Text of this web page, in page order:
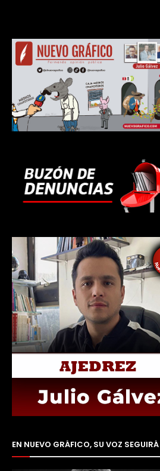
EN NUEVO GRÁFICO, SU VOZ